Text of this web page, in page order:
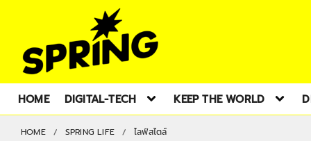
HOME DIGITAL-TECH KEEP THE WORLD
HOME SPRING LIFE ไลฟ์สไตล์